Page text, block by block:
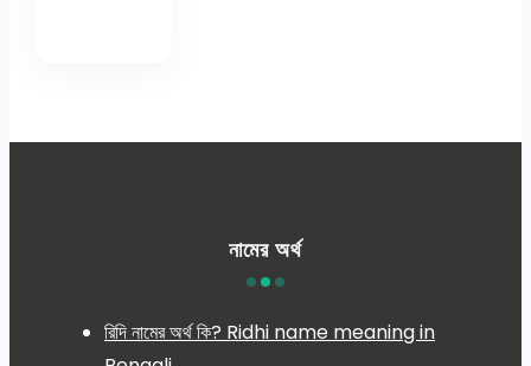
নামের অর্থ
রিদি নামের অর্থ কি? Ridhi name meaning in